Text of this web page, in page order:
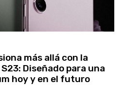
más allá con la
Diseñado para una
hoy y en el futuro